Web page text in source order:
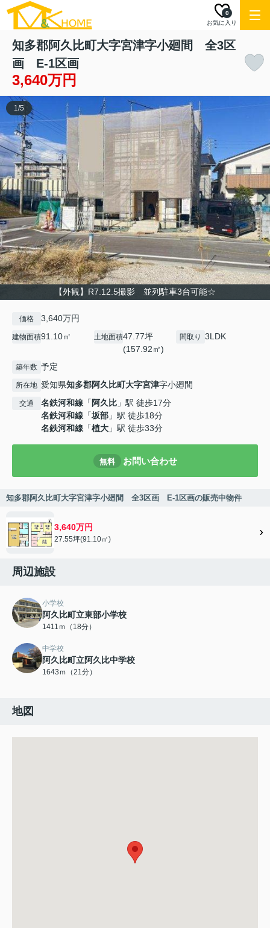
お気に入り
0
知多郡阿久比町大字宮津字小廻間 全3区
画 E-1区画
3,640万円
【外観】R7.12.5撮影 並列駐車3台可能☆
1/5
価格 3,640万円
建物面積91.10㎡ 土地面積47.77坪
(157.92㎡)
間取り 3LDK
築年数 予定
所在地 愛知県知多郡阿久比町大字宮津字小廻間
交通 名鉄河和線 「 阿久比 」駅 徒歩17分
名鉄河和線 「坂部 」駅 徒歩18分
名鉄河和線 「植大 」駅 徒歩33分
無料 お問い合わせ
知多郡阿久比町大字宮津字小廻間 全3区画 E-1区画の販売中物件
3,640万円
27.55坪(91.10㎡)
周辺施設
小学校
阿久比町立東部小学校
1411ｍ（18分）
中学校
阿久比町立阿久比中学校
1643ｍ（21分）
地図